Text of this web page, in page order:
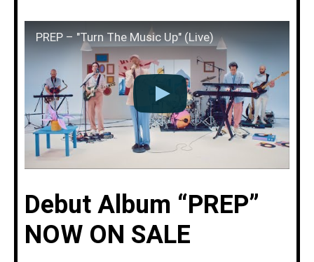
PREP – "Turn The Music Up" (Live)
Debut Album “PREP”
NOW ON SALE